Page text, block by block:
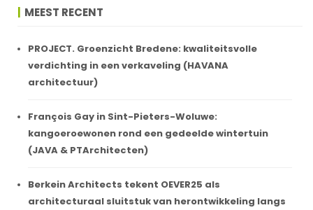
MEEST RECENT
PROJECT. Groenzicht Bredene: kwaliteitsvolle
verdichting in een verkaveling (HAVANA
architectuur)
François Gay in Sint-Pieters-Woluwe:
kangoeroewonen rond een gedeelde wintertuin
(JAVA & PTArchitecten)
Berkein Architects tekent OEVER25 als
architecturaal sluitstuk van herontwikkeling langs